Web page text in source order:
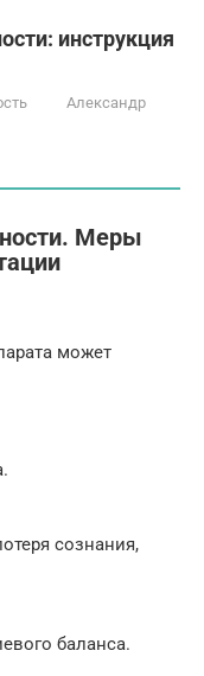
инструкция
Александр
Меры
может
сознания,
баланса.